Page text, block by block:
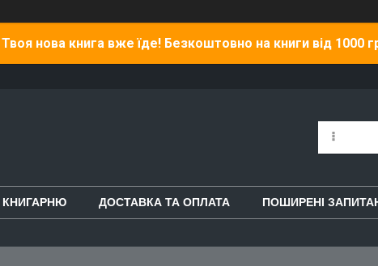
Твоя нова книга вже їде! Безкоштовно на книги від 1000
КНИГАРНЮ ДОСТАВКА ТА ОПЛАТА ПОШИРЕНІ